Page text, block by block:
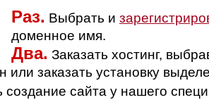
Раз. Выбрать и
доменное имя.
Два. Заказать хостинг,
заказать установку
создание сайта у нашего